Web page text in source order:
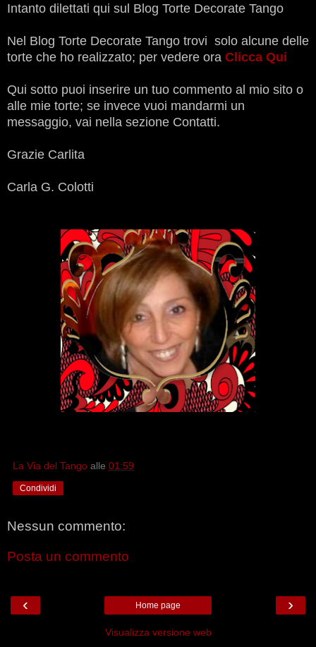
Intanto dilettati qui sul Blog Torte Decorate Tango
Nel Blog Torte Decorate Tango trovi solo alcune delle
torte che ho realizzato; per vedere ora Clicca Qui
Qui sotto puoi inserire un tuo commento al mio sito o
alle mie torte; se invece vuoi mandarmi un
messaggio, vai nella sezione Contatti.
Grazie Carlita
Carla G. Colotti
La Via del Tango alle 01:59
Condividi
Nessun commento:
Posta un commento
‹ ›
Home page
Visualizza versione web